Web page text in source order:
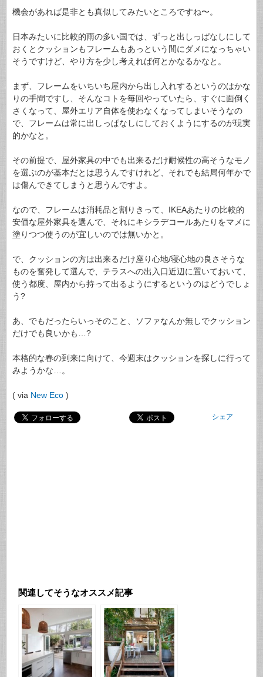
機会があれば是非とも真似してみたいところですね〜。
日本みたいに比較的雨の多い国では、ずっと出しっぱなしにして
おくとクッションもフレームもあっという間にダメになっちゃい
そうですけど、やり方を少し考えれば何とかなるかなと。
まず、フレームをいちいち屋内から出し入れするというのはかな
りの手間ですし、そんなコトを毎回やっていたら、すぐに面倒く
さくなって、屋外エリア自体を使わなくなってしまいそうなの
で、フレームは常に出しっぱなしにしておくようにするのが現実
的かなと。
その前提で、屋外家具の中でも出来るだけ耐候性の高そうなモノ
を選ぶのが基本だとは思うんですけれど、それでも結局何年かで
は傷んできてしまうと思うんですよ。
なので、フレームは消耗品と割りきって、IKEAあたりの比較的
安価な屋外家具を選んで、それにキシラデコールあたりをマメに
塗りつつ使うのが宜しいのでは無いかと。
で、クッションの方は出来るだけ座り心地/寝心地の良さそうな
ものを奮発して選んで、テラスへの出入口近辺に置いておいて、
使う都度、屋内から持って出るようにするというのはどうでしょ
う?
あ、でもだったらいっそのこと、ソファなんか無しでクッション
だけでも良いかも…?
本格的な春の到来に向けて、今週末はクッションを探しに行って
みようかな…。
( via New Eco )
シェア
関連してそうなオススメ記事